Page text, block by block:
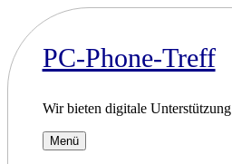
Inhalt
springenPC-Phone-Treff
Wir bieten digitale Unterstützung
Menü